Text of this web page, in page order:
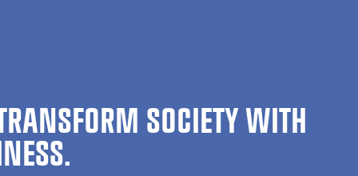
SOCIETY WITH